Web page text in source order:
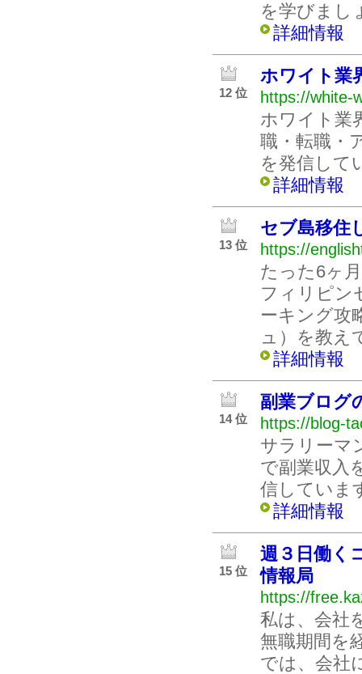
を学びまし
詳細情報
12 位
ホワイト業
https://white-
ホワイト業
職・転職・
を発信して
詳細情報
13 位
セブ島移住
https://
たった6ヶ
フィリピン
ーキング攻
ュ）を教え
詳細情報
14 位
副業ブログ
https://blog-
サラリーマ
で副業収入
信していま
詳細情報
15 位
週３日働く
情報局
https://
私は、会社
無職期間を
では、会社